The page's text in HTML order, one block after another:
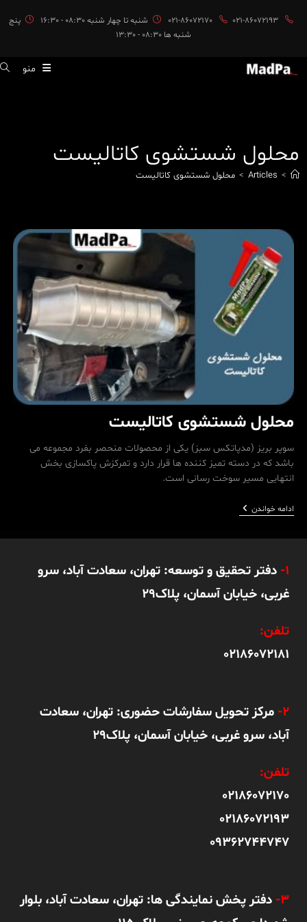
محتوا
021-86072170 021-86072193 شنبه تا چهار شنبه 08:30 - 16:30
پنج
شنبه ها 08:30 - 13:30
منو
محلول شستشوی کاتالیست
>
Articles
> محلول شستشوی کاتالیست
محلول شستشوی کاتالیست
سوپر بریز (مدپاتکس سبز) یکی از محصولات منحصر بفرد مجموعه می
باشد که در دسته تمیز کننده ها قرار دارد و تمرکزش پاکسازی بخش
انتهایی مسیر سوخت رسانی است.
ادامه خواندنمحلول
شستشوی
1- دفتر تحقیق و توسعه: تهران، سعادت آباد، سرو
غربی، خیابان آسمان، پلاک29
تلفن:
02186072181
2- مرکز تحویل سفارشات حضوری: تهران، سعادت
آباد، سرو غربی، خیابان آسمان، پلاک29
تلفن:
02186072170
02186072193
09362744747
3- دفتر پخش نمایندگی ها: تهران، سعادت آباد، بلوار